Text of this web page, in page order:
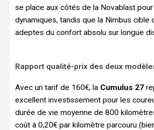
se place aux côtés de la Novablast
dynamiques, tandis que la Nimbus cible
adeptes du confort absolu sur longue
Rapport qualité-prix des deux
Avec un tarif de 160€, la Cumulus 27
excellent investissement pour les
durée de vie moyenne de 800
coût à 0,20€ par kilomètre parcouru